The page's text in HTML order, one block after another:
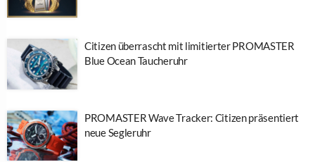
Citizen überrascht mit limitierter PROMASTER
Blue Ocean Taucheruhr
PROMASTER Wave Tracker: Citizen präsentiert
neue Segleruhr